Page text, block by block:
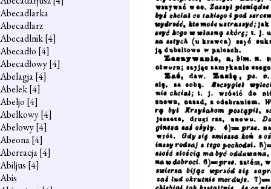
Abecadlarka
Abecadlarz
Abecadlnik[4]
Abecadło [4]
Abecadłowy[4]
Abelagja[4]
Abelek[4]
Abeljo [4]
Abelkowy[4]
Abelowy[4]
Abeona[4]
Aberracja[4]
Abiljus [4]
Abis